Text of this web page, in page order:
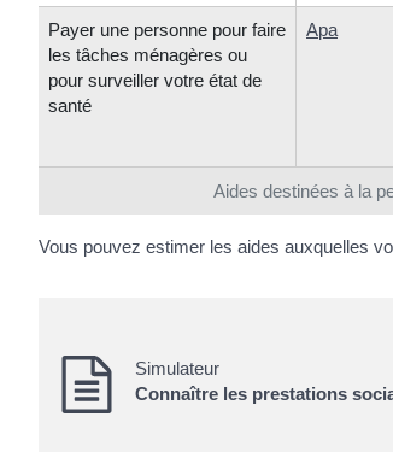
Aides destinées à la
Payer une personne pour faire
les tâches ménagères ou
pour surveiller votre état de
santé
Apa
Vous pouvez estimer les aides auxquelles
Simulateur
Connaître les prestations